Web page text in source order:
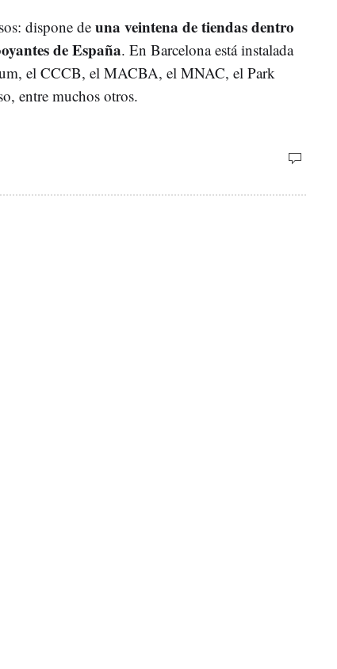
dispone de una veintena de tiendas dentro
de España. En Barcelona está instalada
el CCCB, el MACBA, el MNAC, el Park
entre muchos otros.